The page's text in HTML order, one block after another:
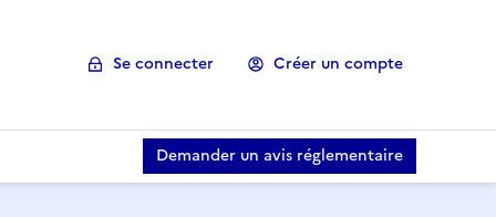
Se connecter Créer un compte
Demander un avis réglementaire